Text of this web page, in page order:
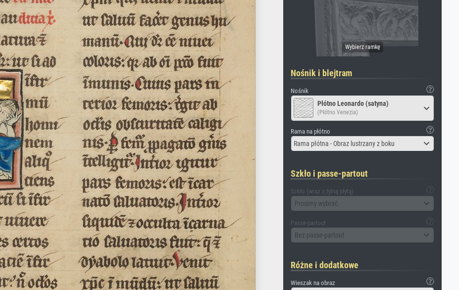
Nośnik i blejtram
Nośnik
Płótno Leonardo (satyna)
(Płótno Venezia)
Rama na płótno
Rama płótna - Obraz lustrzany z boku
Szkło i passe-partout
Szkło (wraz z tylną płytą)
Prosimy wybrać
Passe-partout
Bez passe-partout
Różne i dodatkowe
Wieszak na obraz